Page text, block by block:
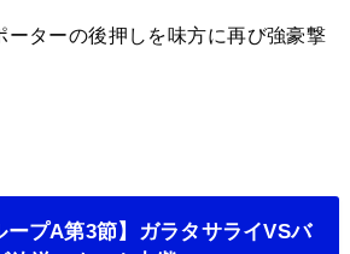
ーターの後押しを味方に再び強豪撃
ープA第3節】ガラタサライVSバ